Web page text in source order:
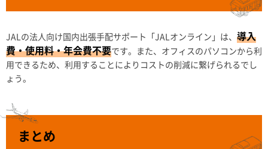
JALの法人向け国内出張手配サポート「JALオンライン」は、 導入
費・使用料・年会費不要です。また、オフィスのパソコンから利
用できるため、利用することによりコストの削減に繋げられるでし
ょう。
まとめ